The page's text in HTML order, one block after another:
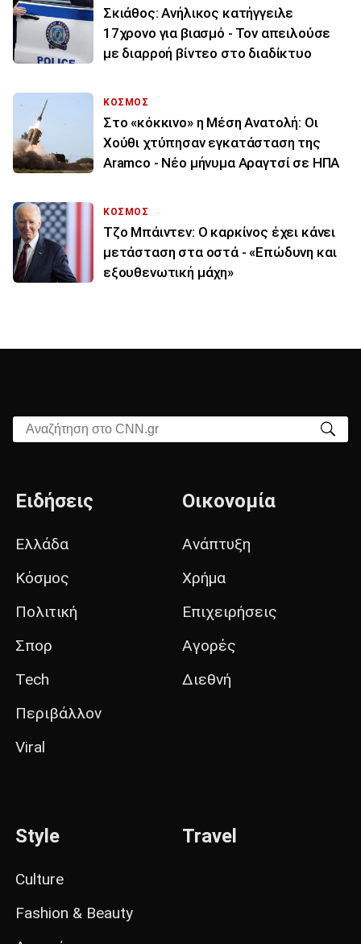
Σκιάθος: Ανήλικος κατήγγειλε
17χρονο για βιασμό - Τον απειλούσε
με διαρροή βίντεο στο διαδίκτυο
ΚΟΣΜΟΣ
Στο «κόκκινο» η Μέση Ανατολή: Οι
Χούθι χτύπησαν εγκατάσταση της
Aramco - Νέο μήνυμα Αραγτσί σε ΗΠΑ
ΚΟΣΜΟΣ
Τζο Μπάιντεν: Ο καρκίνος έχει κάνει
μετάσταση στα οστά - «Επώδυνη και
εξουθενωτική μάχη»
Αναζήτηση στο CNN.gr
Ειδήσεις
Ελλάδα
Κόσμος
Πολιτική
Σπορ
Tech
Περιβάλλον
Viral
Οικονομία
Ανάπτυξη
Χρήμα
Επιχειρήσεις
Αγορές
Διεθνή
Style
Culture
Fashion & Beauty
Travel